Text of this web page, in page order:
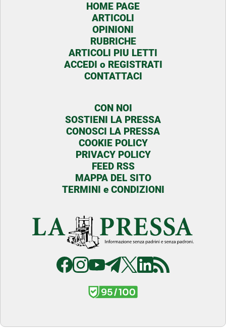
HOME PAGE
ARTICOLI
OPINIONI
RUBRICHE
ARTICOLI PIU LETTI
ACCEDI o REGISTRATI
CONTATTACI
CON NOI
SOSTIENI LA PRESSA
CONOSCI LA PRESSA
COOKIE POLICY
PRIVACY POLICY
FEED RSS
MAPPA DEL SITO
TERMINI e CONDIZIONI